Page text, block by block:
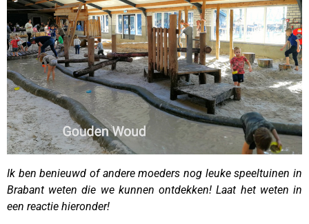
Ik ben benieuwd of andere moeders nog leuke speeltuinen in
Brabant weten die we kunnen ontdekken! Laat het weten in
een reactie hieronder!